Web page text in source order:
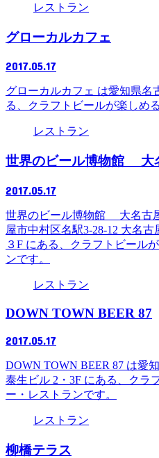
レストラン
グローカルカフェ
2017.05.17
グローカルカフェ は愛知県名
る、クラフトビールが楽しめ
レストラン
世界のビール博物館 大
2017.05.17
世界のビール博物館 大名古
屋市中村区名駅3-28-12 大名古
３F にある、クラフトビール
ンです。
レストラン
DOWN TOWN BEER 87
2017.05.17
DOWN TOWN BEER 87 は愛
泰生ビル 2・3F にある、クラ
ー・レストランです。
レストラン
柳橋テラス